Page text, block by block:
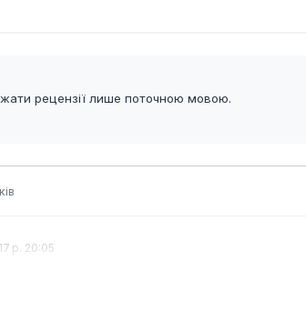
рецензії лише поточною мовою.
р. 20:05